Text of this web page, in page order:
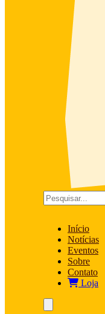
Início
Notícias
Eventos
Sobre
Contato
Loja